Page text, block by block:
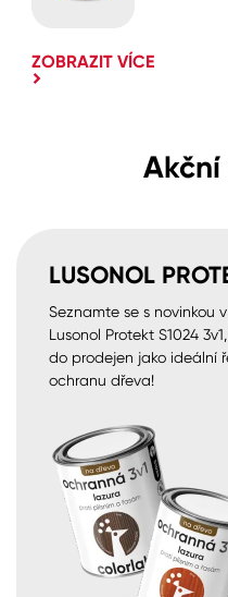
ZOBRAZIT VÍCE
LUSONOL
Seznamte se s novinkou
Lusonol Protekt S1024
do prodejen jako ideální
ochranu dřeva!